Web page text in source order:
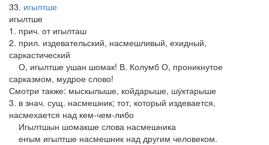
33 игылтше
игылтше
1. прич. от игылташ
2. прил. издевательский, насмешливый, ехидный,
саркастический
О, игылтше ушан шомак! В. Колумб О, проникнутое
сарказмом, мудрое слово!
Смотри также: мыскылыше, койдарыше, шӱктарыше
3. в знач. сущ. насмешник; тот, который издевается,
насмехается над кем-чем-либо
Игылтшын шомакше слова насмешника
еҥым игылтше насмешник над другим человеком.